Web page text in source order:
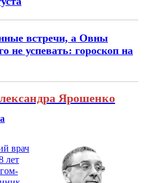
встречи, а Овны
не успевать: гороскоп на
Ярошенко
врач
лет